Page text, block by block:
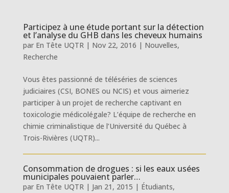
Participez à une étude portant sur la détection
et l’analyse du GHB dans les cheveux humains
par En Tête UQTR| Nov 22, 2016 | Nouvelles,
Recherche
Vous êtes passionné de téléséries de sciences
judiciaires (CSI, BONES ou NCIS) et vous aimeriez
participer à un projet de recherche captivant en
toxicologie médicolégale? L’équipe de recherche en
chimie criminalistique de l’Université du Québec à
Trois-Rivières (UQTR)...
Consommation de drogues : si les eaux usées
municipales pouvaient parler…
par En Tête UQTR| Jan 21, 2015 | Étudiants,